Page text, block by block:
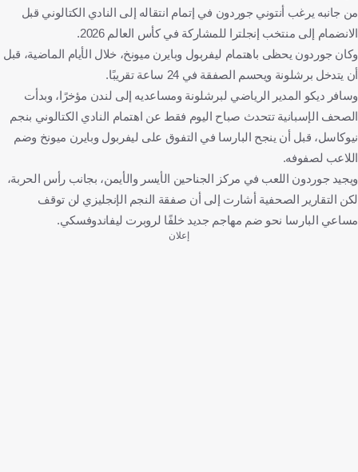
من جانبه يرغب أنتوني جوردون في إتمام انتقاله إلى النادي الكتالوني قبل
الانضمام إلى منتخب إنجلترا للمشاركة في كأس العالم 2026.
وكان جوردون يحظى باهتمام ليفربول وبايرن ميونخ، خلال الأيام الماضية، قبل
أن يتدخل برشلونة ويحسم الصفقة في 24 ساعة تقريبًا.
وسافر ديكو المدير الرياضي لبرشلونة ومساعديه إلى لندن مؤخرًا، وبدأت
الصحف الإسبانية تتحدث صباح اليوم فقط عن اهتمام النادي الكتالوني بنجم
نيوكاسل، قبل أن ينجح البارسا في التفوق على ليفربول وبايرن ميونخ وضم
اللاعب لصفوفه.
ويجيد جوردون اللعب في مركز الجناحين الأيسر والأيمن، بجانب رأس الحربة،
لكن التقارير الصحفية أشارت إلى أن صفقة النجم الإنجليزي لن توقف
مساعي البارسا نحو ضم مهاجم جديد خلفًا لروبرت ليفاندوفسكي.
إعلان